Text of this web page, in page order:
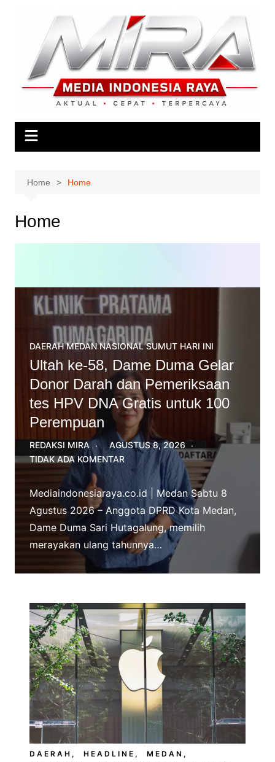
Home Home
Home
DAERAH MEDAN NASIONAL SUMUT HARI INI
Ultah ke-58, Dame Duma Gelar
Donor Darah dan Pemeriksaan
tes HPV DNA Gratis untuk 100
Perempuan
REDAKSI MIRA
AGUSTUS 8, 2026
TIDAK ADA KOMENTAR
Mediaindonesiaraya.co.id | Medan Sabtu 8
Agustus 2026 – Anggota DPRD Kota Medan,
Dame Duma Sari Hutagalung, memilih
merayakan ulang tahunnya…
DAERAH , HEADLINE , MEDAN ,